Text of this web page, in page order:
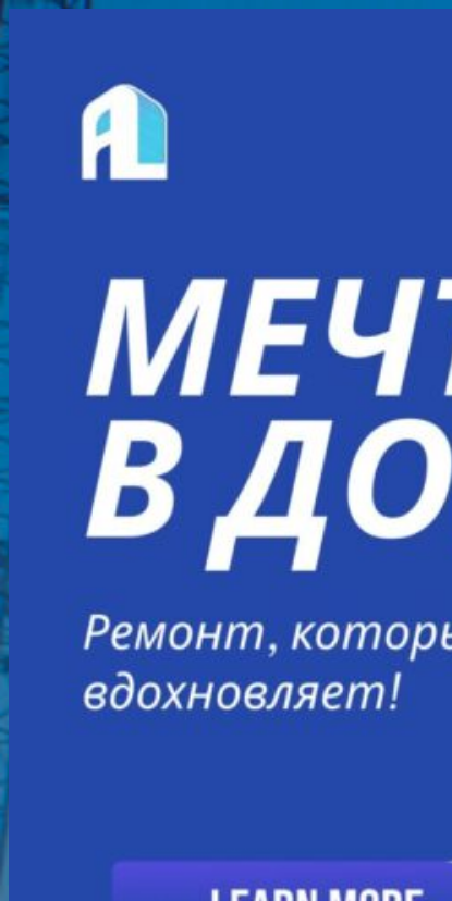
содержимому